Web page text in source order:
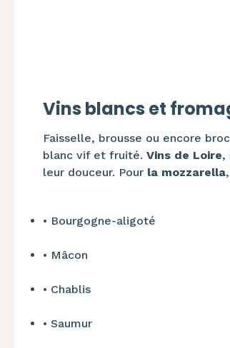
Vins blancs et
Faisselle, brousse ou encore
blanc vif et fruité. Vins de Loire,
leur douceur. Pour la mozzarella
•​ Bourgogne-aligoté
•​ Mâcon
•​ Chablis
•​ Saumur